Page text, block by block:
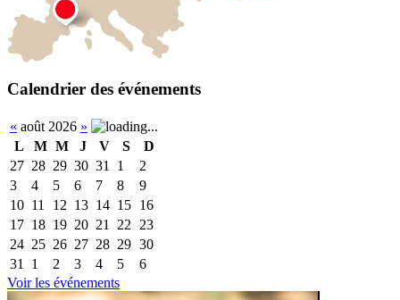
Calendrier des événements
« août 2026 »
L
M M J V S
D
27 28 29 30 31 1
2
3
4 5 6 7 8
9
10 11 12 13 14 15 16
17 18 19 20 21 22
23
24 25 26 27 28 29 30
31
1 2 3 4 5
6
Voir les événements